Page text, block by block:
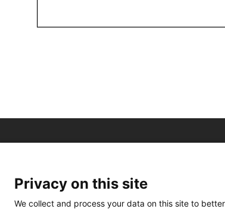
Privacy on this site
We collect and process your data on this site to